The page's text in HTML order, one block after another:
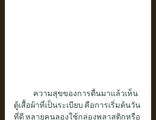
ตู้เสื้อผ้าที่เป็นระเบียบ คือการเริ่มต้นวัน
ที่ดี หลายคนลองใช้กล่องพลาสติกหรือ